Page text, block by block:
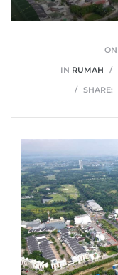
ON
IN RUMAH
SHARE: